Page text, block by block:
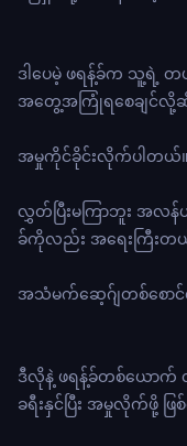
ဒါပေမဲ့ ဖရန့်ခ်က သူ့ရဲ့
အတွေ့အကြုံရစေချင်လို့ဆို
အမှုကိုင်ခိုင်းလိုက်ပါတယ်။
လွှတ်ပြီးမကြာဘူး အလန်
ခ်ကိုလည်း အရေးကြီ
အသံမက်ဆေ့ဂ်ျတစ်စောင်
ဒီလိုနဲ့ ဖရန့်ခ်တစ်ယော
ခရီးနှင်ပြီး အမှုလိုက်ဖို့ ဖ